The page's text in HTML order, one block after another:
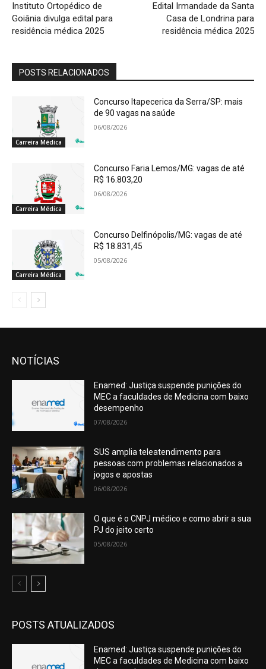
Instituto Ortopédico de
Goiânia divulga edital para
residência médica 2025
Edital Irmandade da Santa
Casa de Londrina para
residência médica 2025
POSTS RELACIONADOS
Carreira Médica
Concurso Itapecerica da Serra/SP: mais
de 90 vagas na saúde
06/08/2026
Carreira Médica
Concurso Faria Lemos/MG: vagas de até
R$ 16.803,20
06/08/2026
Carreira Médica
Concurso Delfinópolis/MG: vagas de até
R$ 18.831,45
05/08/2026
NOTÍCIAS
Enamed: Justiça suspende punições do
MEC a faculdades de Medicina com baixo
desempenho
07/08/2026
SUS amplia teleatendimento para
pessoas com problemas relacionados a
jogos e apostas
06/08/2026
O que é o CNPJ médico e como abrir a sua
PJ do jeito certo
05/08/2026
POSTS ATUALIZADOS
Enamed: Justiça suspende punições do
MEC a faculdades de Medicina com baixo